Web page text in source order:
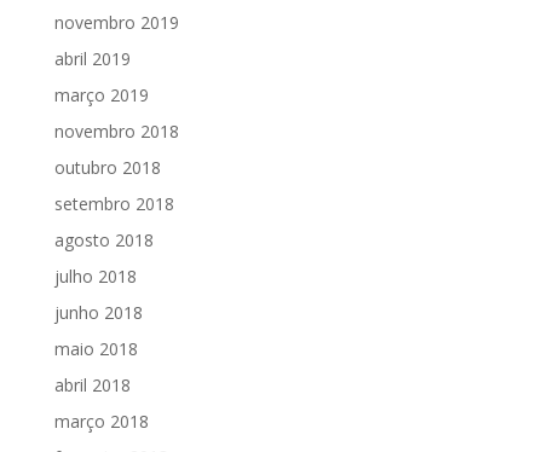
novembro 2019
abril 2019
março 2019
novembro 2018
outubro 2018
setembro 2018
agosto 2018
julho 2018
junho 2018
maio 2018
abril 2018
março 2018